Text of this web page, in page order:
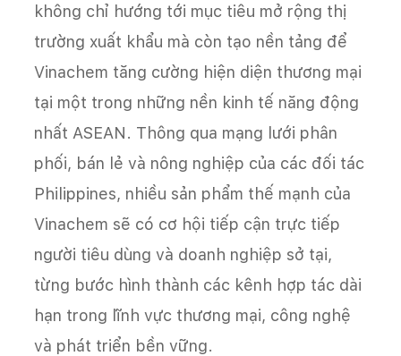
không chỉ hướng tới mục tiêu mở rộng thị
trường xuất khẩu mà còn tạo nền tảng để
Vinachem tăng cường hiện diện thương mại
tại một trong những nền kinh tế năng động
nhất ASEAN. Thông qua mạng lưới phân
phối, bán lẻ và nông nghiệp của các đối tác
Philippines, nhiều sản phẩm thế mạnh của
Vinachem sẽ có cơ hội tiếp cận trực tiếp
người tiêu dùng và doanh nghiệp sở tại,
từng bước hình thành các kênh hợp tác dài
hạn trong lĩnh vực thương mại, công nghệ
và phát triển bền vững.